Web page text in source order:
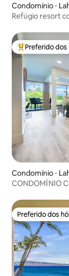
Condomínio ⋅
Refúgio resort
Entre os
Preferido
Condomínio ⋅
CONDOMÍNIO
Preferido dos
Preferido dos